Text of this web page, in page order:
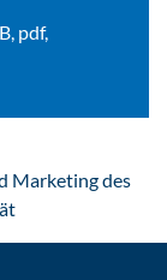
pdf,
Marketing des
: Per E-Mail